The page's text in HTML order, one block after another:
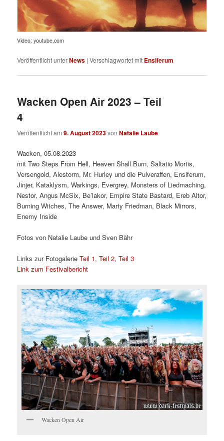
Video: youtube.com
Veröffentlicht unterNews |Verschlagwortet mit Ensiferum
Wacken Open Air 2023 – Teil
4
Veröffentlicht am9. August 2023vonNatalie Laube
Wacken, 05.08.2023
mit Two Steps From Hell, Heaven Shall Burn, Saltatio Mortis,
Versengold, Alestorm, Mr. Hurley und die Pulveraffen, Ensiferum,
Jinjer, Kataklysm, Warkings, Evergrey, Monsters of Liedmaching,
Nestor, Angus McSix, Be’lakor, Empire State Bastard, Ereb Altor,
Burning Witches, The Answer, Marty Friedman, Black Mirrors,
Enemy Inside
Fotos von Natalie Laube und Sven Bähr
Links zur FotogalerieTeil 1,Teil 2,Teil 3
Link zum Festivalbericht
Wacken Open Air